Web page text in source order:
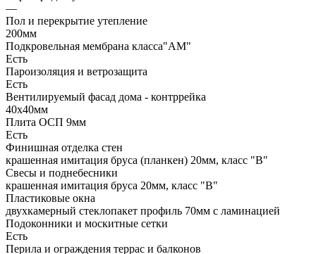
—
Пол и перекрытие утепление
200мм
Подкровельная мембрана класса"АМ"
Есть
Пароизоляция и ветрозащита
Есть
Вентилируемый фасад дома - контррейка
40х40мм
Плита ОСП 9мм
Есть
Финишная отделка стен
крашенная имитация бруса (планкен) 20мм, класс "В"
Свесы и поднебесники
крашенная имитация бруса 20мм, класс "В"
Пластиковые окна
двухкамерный стеклопакет профиль 70мм с ламинацией
Подоконники и москитные сетки
Есть
Перила и ограждения террас и балконов